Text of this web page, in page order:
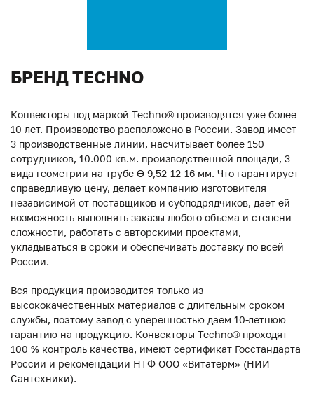
БРЕНД TECHNO
Конвекторы под маркой Techno® производятся уже более
10 лет. Производство расположено в России. Завод имеет
3 производственные линии, насчитывает более 150
сотрудников, 10.000 кв.м. производственной площади, 3
вида геометрии на трубе ϴ 9,52-12-16 мм. Что гарантирует
справедливую цену, делает компанию изготовителя
независимой от поставщиков и субподрядчиков, дает ей
возможность выполнять заказы любого объема и степени
сложности, работать с авторскими проектами,
укладываться в сроки и обеспечивать доставку по всей
России.
Вся продукция производится только из
высококачественных материалов с длительным сроком
службы, поэтому завод с уверенностью даем 10-летнюю
гарантию на продукцию. Конвекторы Techno® проходят
100 % контроль качества, имеют сертификат Госстандарта
России и рекомендации НТФ ООО «Витатерм» (НИИ
Сантехники).